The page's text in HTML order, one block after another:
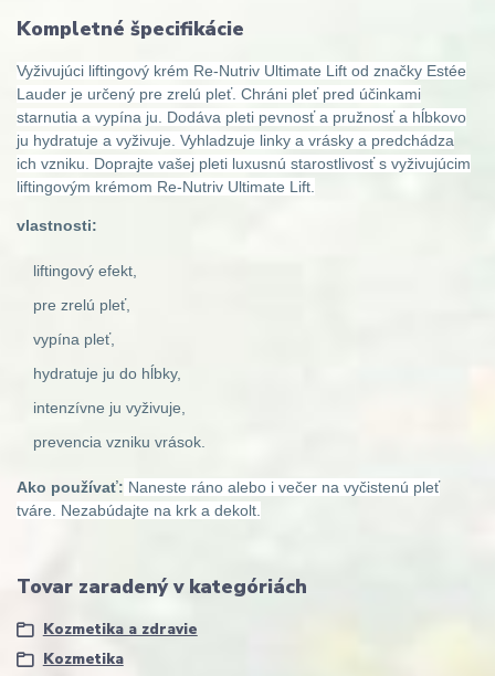
Kompletné špecifikácie
Vyživujúci liftingový krém Re-Nutriv Ultimate Lift od značky Estée
Lauder je určený pre zrelú pleť. Chráni pleť pred účinkami
starnutia a vypína ju. Dodáva pleti pevnosť a pružnosť a hĺbkovo
ju hydratuje a vyživuje. Vyhladzuje linky a vrásky a predchádza
ich vzniku. Doprajte vašej pleti luxusnú starostlivosť s vyživujúcim
liftingovým krémom Re-Nutriv Ultimate Lift.
vlastnosti:
liftingový efekt,
pre zrelú pleť,
vypína pleť,
hydratuje ju do hĺbky,
intenzívne ju vyživuje,
prevencia vzniku vrások.
Ako používať: Naneste ráno alebo i večer na vyčistenú pleť
tváre. Nezabúdajte na krk a dekolt.
Tovar zaradený v kategóriách
Kozmetika a zdravie
Kozmetika